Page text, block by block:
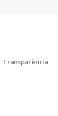
Transparència